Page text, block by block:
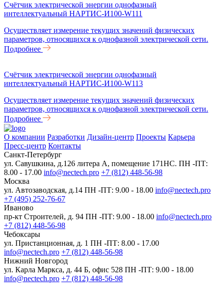
Счётчик электрической энергии однофазный
интеллектуальный НАРТИС-И100-W111
Осуществляет измерение текущих значений физических
параметров, относящихся к однофазной электрической сети.
Подробнее
Счётчик электрической энергии однофазный
интеллектуальный НАРТИС-И100-W113
Осуществляет измерение текущих значений физических
параметров, относящихся к однофазной электрической сети.
Подробнее
О компании Разработки Дизайн-центр Проекты Карьера
Пресс-центр Контакты
Санкт-Петербург
ул. Савушкина, д.126 литера А, помещение 171НС. ПН -ПТ:
8.00 - 17.00 info@nectech.pro +7 (812) 448-56-98
Москва
ул. Автозаводская, д.14 ПН -ПТ: 9.00 - 18.00 info@nectech.pro
+7 (495) 252-76-67
Иваново
пр-кт Строителей, д. 94 ПН -ПТ: 9.00 - 18.00 info@nectech.pro
+7 (812) 448-56-98
Чебоксары
ул. Пристанционная, д. 1 ПН -ПТ: 8.00 - 17.00
info@nectech.pro +7 (812) 448-56-98
Нижний Новгород
ул. Карла Маркса, д. 44 Б, офис 528 ПН -ПТ: 9.00 - 18.00
info@nectech.pro +7 (812) 448-56-98